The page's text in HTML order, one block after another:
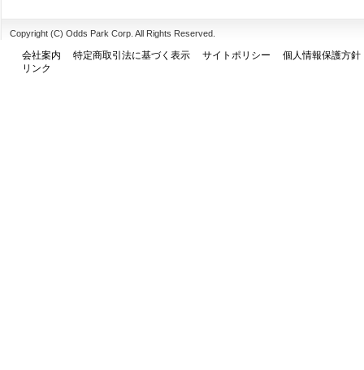
Copyright (C) Odds Park Corp. All Rights Reserved.
会社案内 特定商取引法に基づく表示 サイトポリシー
個人情報保護方針
リンク